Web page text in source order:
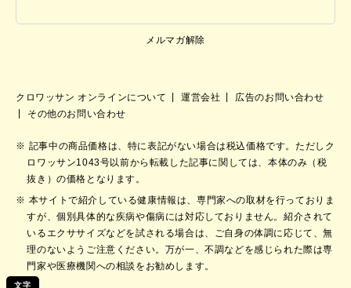
文字
メルマガ解除
クロワッサン オンラインについて 運営会社
広告のお問い合わせ
その他のお問い合わせ
記事中の商品価格は、特に表記がない場合は税込価格です。ただしク
ロワッサン1043号以前から転載した記事に関しては、本体のみ（税
抜き）の価格となります。
本サイトで紹介している健康情報は、専門家への取材を行っておりま
すが、個別具体的な疾病や傷病には対応しておりません。紹介されて
いるエクササイズなどを試される場合は、ご自身の体調に応じて、無
理のないようご注意ください。万が一、不調などを感じられた際は専
門家や医療機関への相談をお勧めします。